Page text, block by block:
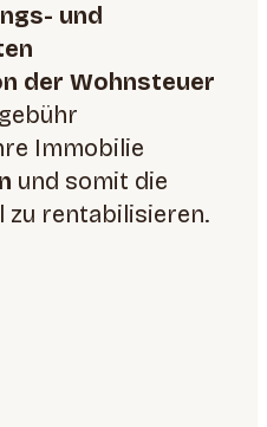
und
der Wohnsteuer
Immobilie
und somit die
zu rentabilisieren.